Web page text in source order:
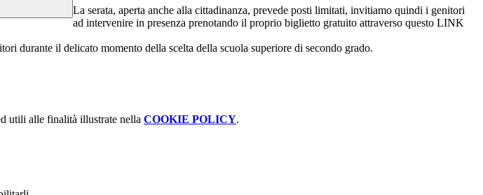
La serata, aperta anche alla cittadinanza, prevede posti limitati, invitiamo quindi i genitori
ad intervenire in presenza prenotando il proprio biglietto gratuito attraverso questo LINK
durante il delicato momento della scelta della scuola superiore di secondo grado.
utili alle finalità illustrate nella COOKIE POLICY.